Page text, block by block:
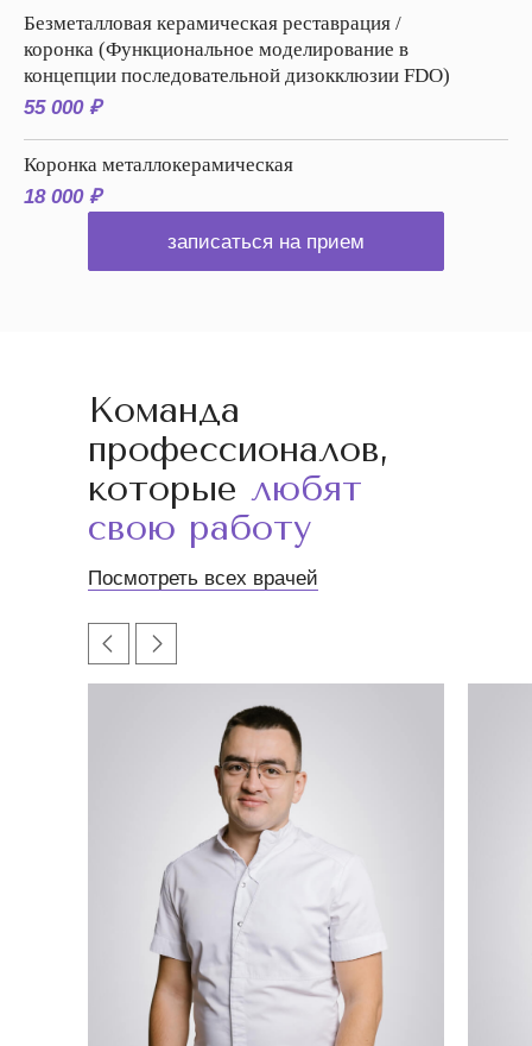
Безметалловая керамическая реставрация /
коронка (Функциональное моделирование в
концепции последовательной дизокклюзии FDO)
55 000 ₽
Коронка металлокерамическая
18 000 ₽
записаться на прием
Команда
профессионалов,
которые любят
свою работу
Посмотреть всех врачей